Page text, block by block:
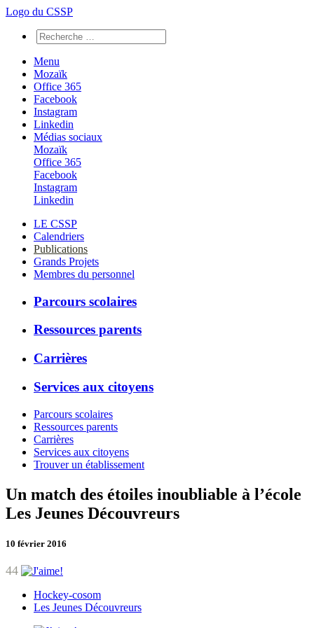
Logo du CSSP
Menu
Mozaïk
Office 365
Facebook
Instagram
Linkedin
Médias sociaux
Mozaïk
Office 365
Facebook
Instagram
Linkedin
LE CSSP
Calendriers
Publications
Grands Projets
Membres du personnel
Parcours scolaires
Ressources parents
Carrières
Services aux citoyens
Parcours scolaires
Ressources parents
Carrières
Services aux citoyens
Trouver un établissement
Un match des étoiles inoubliable à l’école
Les Jeunes Découvreurs
10 février 2016
44
Hockey-cosom
Les Jeunes Découvreurs